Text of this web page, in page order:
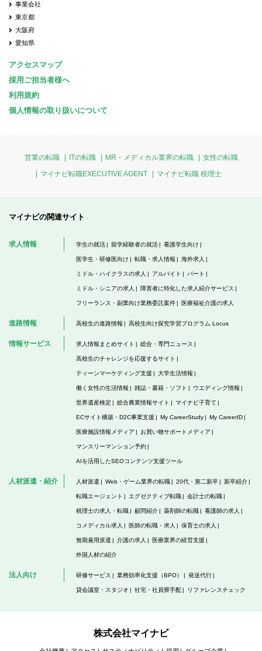
事業会社
東京都
大阪府
愛知県
アクセスマップ
採用ご担当者様へ
利用規約
個人情報の取り扱いについて
営業の転職 ITの転職 MR・メディカル業界の転職
女性の転職
マイナビ転職EXECUTIVE AGENT
マイナビ転職 税理士
マイナビの関連サイト
求人情報 学生の就活 留学経験者の就活 看護学生向け
医学生・研修医向け 転職・求人情報 海外求人
ミドル・ハイクラスの求人 アルバイト パート
ミドル・シニアの求人 障害者に特化した求人紹介サービス
フリーランス・副業向け業務委託案件 医療福祉介護の求人
進路情報 高校生の進路情報 高校生向け探究学習プログラム Locus
情報サービス 求人情報まとめサイト 総合・専門ニュース
高校生のチャレンジを応援するサイト
ティーンマーケティング支援 大学生活情報
働く女性の生活情報 雑誌・書籍・ソフト ウエディング情報
世界遺産検定 総合農業情報サイト マイナビ子育て
ECサイト構築・D2C事業支援 My CareerStudy My CareerID
医療施設情報メディア お買い物サポートメディア
マンスリーマンション予約
AIを活用したSEOコンテンツ支援ツール
人材派遣・紹介 人材派遣 Web・ゲーム業界の転職 20代・第二新卒 新卒紹介
転職エージェント エグゼクティブ転職 会計士の転職
税理士の求人・転職 顧問紹介 薬剤師の転職 看護師の求人
コメディカル求人 医師の転職・求人 保育士の求人
無期雇用派遣 介護の求人 医療業界の経営支援
外国人材の紹介
法人向け 研修サービス 業務効率化支援（BPO） 発送代行
貸会議室・スタジオ 社宅・社員寮手配 リファレンスチェック
株式会社マイナビ